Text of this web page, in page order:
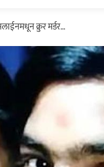
क्रुर मर्डर…